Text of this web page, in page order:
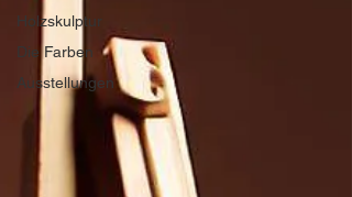
Holzskulptur
Die Farben
Ausstellungen